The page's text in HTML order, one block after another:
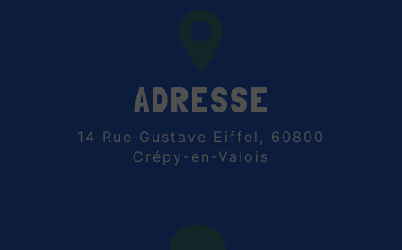
ADRESSE
14 Rue Gustave Eiffel, 60800
Crépy-en-Valois